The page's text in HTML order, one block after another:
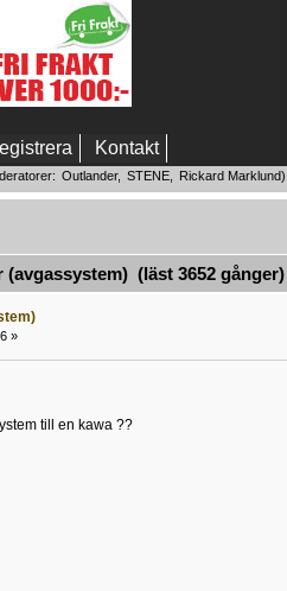
Kontakt
Outlander, STENE, Rickard Marklund
(avgassystem) (läst 3652 gånger)
»
till en kawa ??